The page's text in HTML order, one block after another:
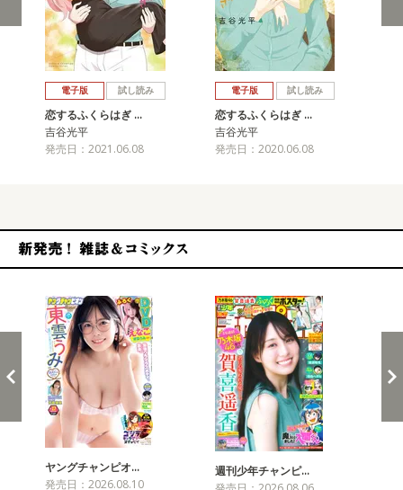
電子版 試し読み
恋するふくらはぎ …
吉谷光平
発売日：2021.06.08
電子版 試し読み
恋するふくらはぎ …
吉谷光平
発売日：2020.06.08
ヤングチャンピオ…
発売日：2026.08.10
週刊少年チャンピ…